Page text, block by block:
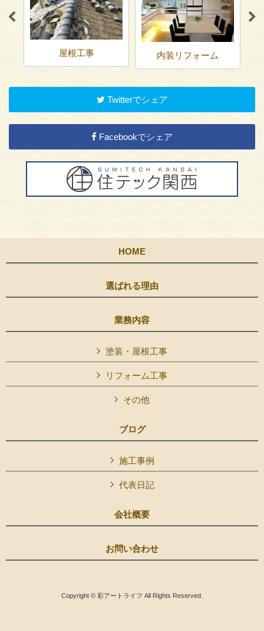
屋根工事 内装リフォーム
Twitterでシェア
Facebookでシェア
HOME
選ばれる理由
業務内容
塗装・屋根工事
リフォーム工事
その他
ブログ
施工事例
代表日記
会社概要
お問い合わせ
Copyright © 彩アートライフ All Rights Reserved.